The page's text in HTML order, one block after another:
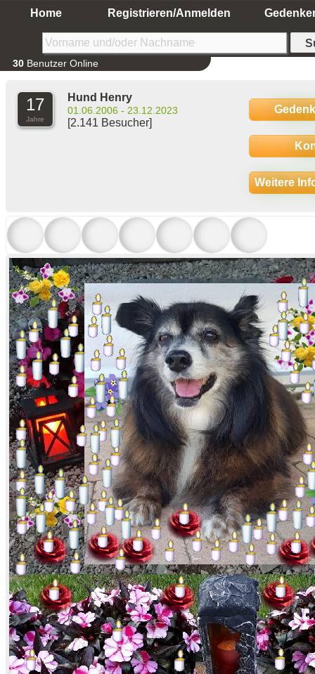
Home Registrieren/Anmelden
30 Benutzer Online
17
Jahre
Hund Henry
01.06.2006 - 23.12.2023
[2.141 Besucher]
Weitere